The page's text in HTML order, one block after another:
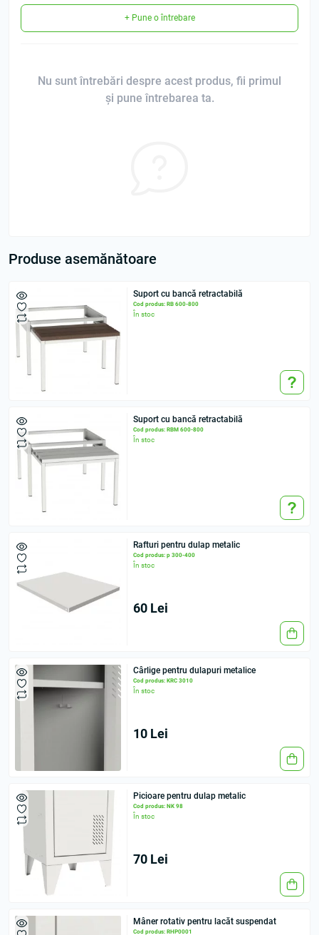
+ Pune o întrebare
Nu sunt întrebări despre acest produs, fii primul
și pune întrebarea ta.
Produse asemănătoare
Suport cu bancă retractabilă
Cod produs: RB 600-800
În stoc
Suport cu bancă retractabilă
Cod produs: RBM 600-800
În stoc
Rafturi pentru dulap metalic
Cod produs: p 300-400
În stoc
60 Lei
Cârlige pentru dulapuri metalice
Cod produs: KRC 3010
În stoc
10 Lei
Picioare pentru dulap metalic
Cod produs: NK 98
În stoc
70 Lei
Mâner rotativ pentru lacăt suspendat
Cod produs: RHP0001